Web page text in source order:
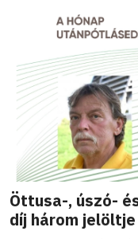
Öttusa-, úszó-
díj három jelöltje